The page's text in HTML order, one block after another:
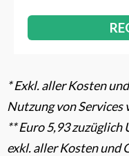
* Exkl. aller Kosten
Nutzung von
**Euro 5,93
exkl. aller Kosten und